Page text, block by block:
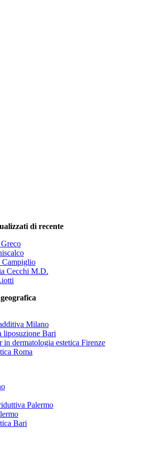
di recente
Campiglio
Cecchi M.D.
Milano
liposuzione Bari
in dermatologia estetica Firenze
Roma
Palermo
Bari